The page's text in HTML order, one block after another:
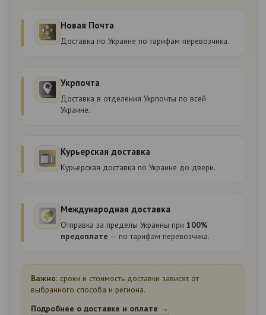
Новая Почта
Доставка по Украине по тарифам перевозчика.
Укрпочта
Доставка в отделения Укрпочты по всей
Украине.
Курьерская доставка
Курьерская доставка по Украине до двери.
Международная доставка
Отправка за пределы Украины при 100%
предоплате — по тарифам перевозчика.
Важно: сроки и стоимость доставки зависят от
выбранного способа и региона.
Подробнее о доставке и оплате →